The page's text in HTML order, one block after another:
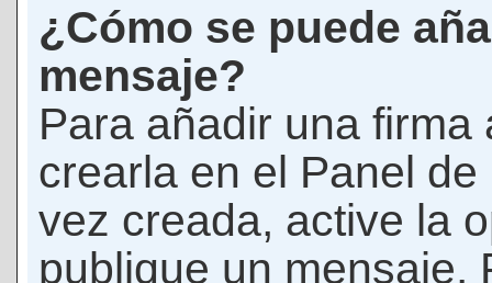
¿Cómo se puede
mensaje?
Para añadir una
crearla en el Panel
vez creada, active la
publique un mensaje.